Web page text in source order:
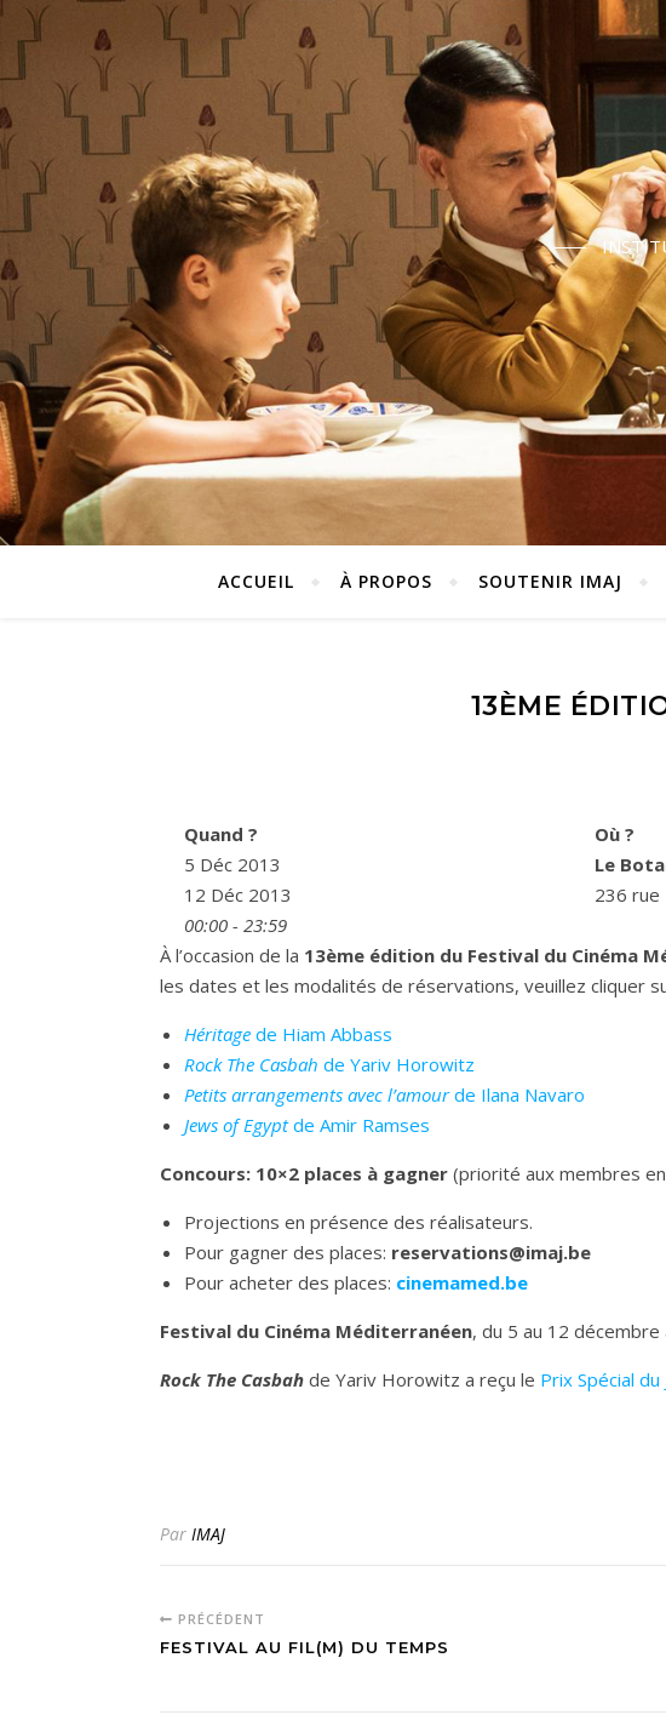
ACCUEIL À PROPOS SOUTENIR IMAJ
13ÈME
Quand ?
5 Déc 2013
12 Déc 2013
00:00 - 23:59
Où ?
Le
236 rue
À l’occasion de la 13ème édition du Festival du Cinéma
les dates et les modalités de réservations, veuillez cliquer
Héritage de Hiam Abbass
Rock The Casbah de Yariv Horowitz
Petits arrangements avec l’amourde Ilana Navaro
Jews of Egyptde Amir Ramses
Concours: 10×2 places à gagner (priorité aux membres
Projections en présence des réalisateurs.
Pour gagner des places: reservations@imaj.be
Pour acheter des places: cinemamed.be
Festival du Cinéma Méditerranéen, du 5 au 12 décembre
Rock The Casbah de Yariv Horowitz a reçu le Prix Spécial du
Par IMAJ
PRÉCÉDENT
FESTIVAL AU FIL(M) DU TEMPS